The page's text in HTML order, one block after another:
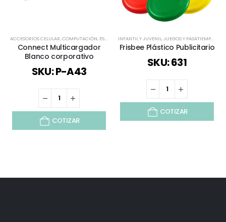
ACCESORIOS CELULAR,COMPUTACIÓN, ESPECIAL DÍA DEL MINERO ,INFANTIL Y JUVENIL,
Connect Multicargador
Blanco corporativo
SKU: P-A43
COTIZAR
INFANTIL Y JUVENIL,JUEGOS Y PASATIEMPOS
Frisbee Plástico Publicitario
SKU: 631
COTIZAR